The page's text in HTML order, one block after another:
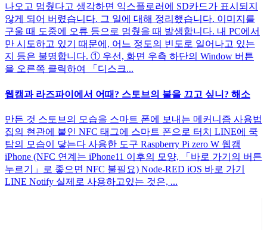
나오고 멈췄다고 생각하면 익스플로러에 SD카드가 표시되지
않게 되어 버렸습니다. 그 일에 대해 정리했습니다. 이미지를
구울 때 도중에 오류 등으로 멈췄을 때 발생합니다. 내 PC에서
만 시도하고 있기 때문에, 어느 정도의 빈도로 일어나고 있는
지 등은 불명합니다. ① 우선, 화면 우측 하단의 Window 버튼
을 오른쪽 클릭하여 「디스크...
웹캠과 라즈파이에서 어때? 스토브의 불을 끄고 싶니? 해소
만든 것 스토브의 모습을 스마트 폰에 보내는 메커니즘 사용법
집의 현관에 붙인 NFC 태그에 스마트 폰으로 터치 LINE에 쿡
탑의 모습이 닿는다 사용한 도구 Raspberry Pi zero W 웹캠
iPhone (NFC 연계는 iPhone11 이후의 모양, 「바로 가기의 버튼
누르기」로 좋으면 NFC 불필요) Node-RED iOS 바로 가기
LINE Notify 실제로 사용하고있는 것은, ...